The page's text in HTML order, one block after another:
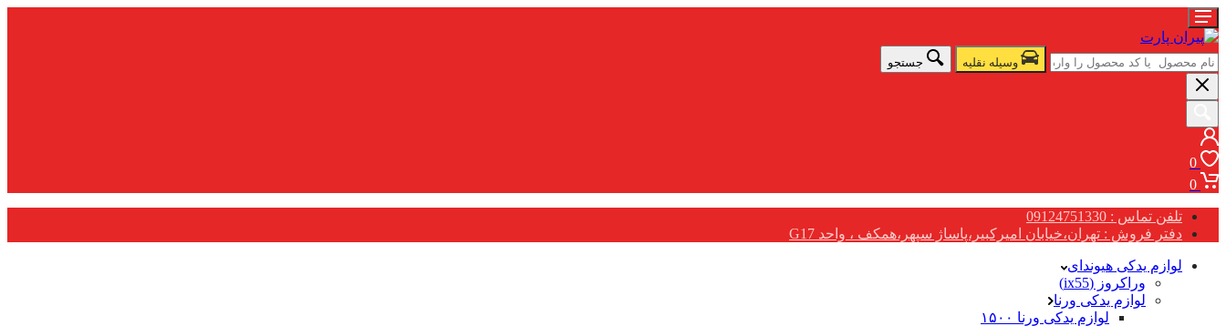
وسیله نقلیه جستجو
0
0
تلفن تماس : 09124751330
دفتر فروش : تهران،خیابان امیرکبیر،پاساژ سپهر،همکف ، واحد G17
لوازم یدکی هیوندای
وراکروز (ix55)
لوازم یدکی ورنا
لوازم یدکی ورنا ۱۵۰۰